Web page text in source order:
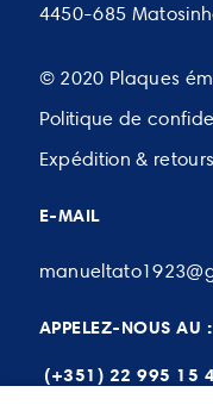
4450-685
© 2020 Plaques
Politique de
Expédition & retours
E-MAIL
APPELEZ-NOUS AU :
(+351) 22 995 15